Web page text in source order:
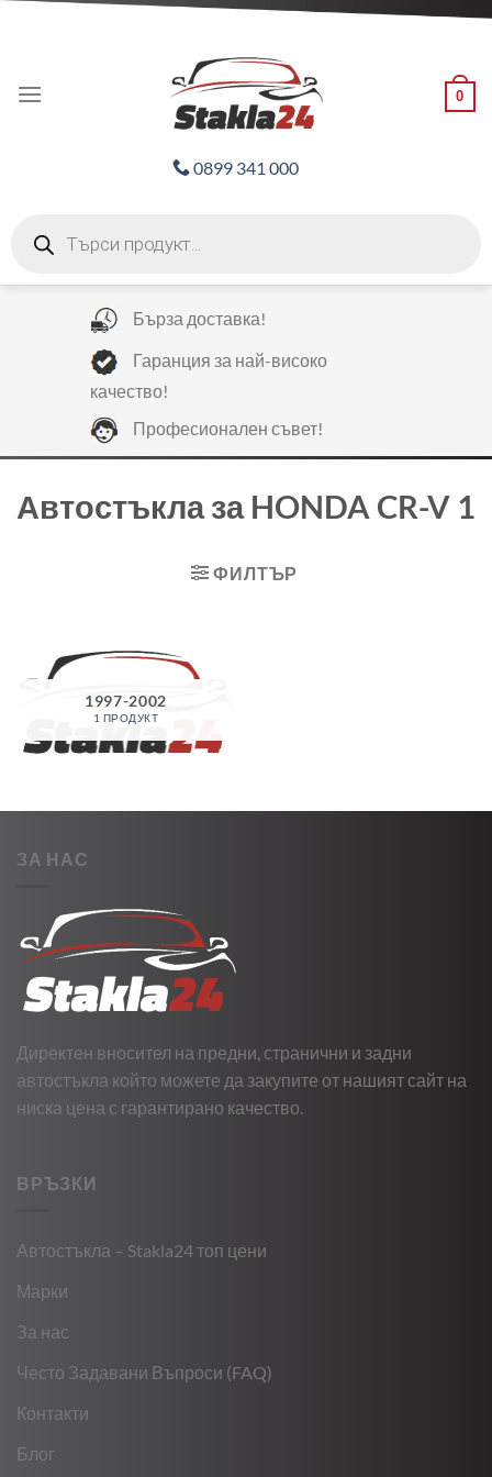
0
0899 341 000
search
Бърза доставка!
Гаранция за най-високо
качество!
Професионален съвет!
Автостъкла за HONDA CR-V 1
ФИЛТЪР
1997-2002
1 ПРОДУКТ
ЗА НАС
Директен вносител на предни, странични и задни
автостъкла който можете да закупите от нашият сайт на
ниска цена с гарантирано качество.
ВРЪЗКИ
Автостъкла – Stakla24 топ цени
Марки
За нас
Често Задавани Въпроси (FAQ)
Контакти
Блог